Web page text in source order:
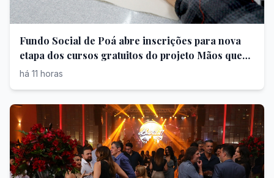
Fundo Social de Poá abre inscrições para nova
etapa dos cursos gratuitos do projeto Mãos que
Fazem
há 11 horas